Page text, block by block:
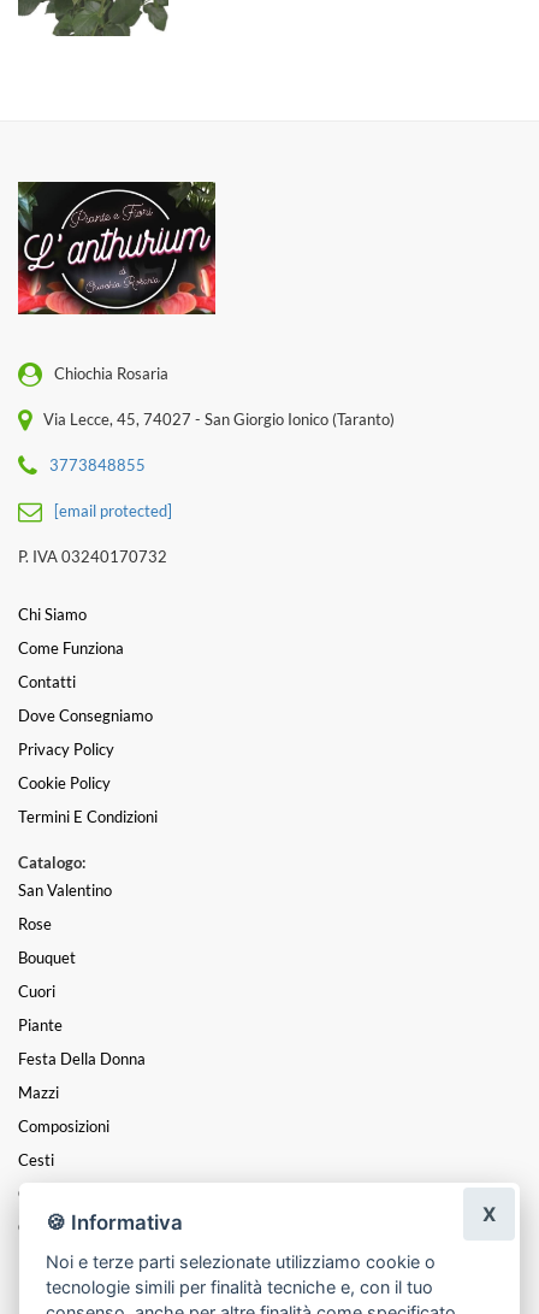
Chiochia Rosaria
Via Lecce, 45, 74027 - San Giorgio Ionico (Taranto)
3773848855
[email protected]
P. IVA 03240170732
Chi Siamo
Come Funziona
Contatti
Dove Consegniamo
Privacy Policy
Cookie Policy
Termini E Condizioni
Catalogo:
San Valentino
Rose
Bouquet
Cuori
Piante
Festa Della Donna
Mazzi
Composizioni
Cesti
Centrotavola
Coroncine
Funebre
Natale
🍪 Informativa
Noi e terze parti selezionate utilizziamo cookie o
tecnologie simili per finalità tecniche e, con il tuo
X